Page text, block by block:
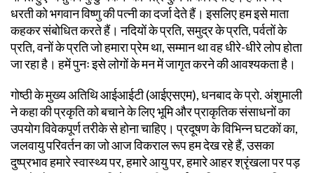
धरती को भगवान विष्णु की पत्नी का दर्जा देते हैं। इसलिए हम इसे माता
कहकर संबोधित करते हैं। नदियों के प्रति, समुद्र के प्रति, पर्वतों के
प्रति, वनों के प्रति जो हमारा प्रेम था, सम्मान था वह धीरे-धीरे लोप होता
जा रहा है। हमें पुनः इसे लोगों के मन में जागृत करने की आवश्यकता है।
गोष्ठी के मुख्य अतिथि आईआईटी (आईएसएम), धनबाद के प्रो. अंशुमाली
ने कहा की प्रकृति को बचाने के लिए भूमि और प्राकृतिक संसाधनों का
उपयोग विवेकपूर्ण तरीके से होना चाहिए। प्रदूषण के विभिन्न घटकों का,
जलवायु परिवर्तन का जो आज विकराल रूप हम देख रहे हैं, उसका
दुष्प्रभाव हमारे स्वास्थ्य पर, हमारे आयु पर, हमारे आहर श्रृंखला पर पड़